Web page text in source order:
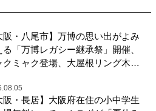
阪・八尾市】万博の思い出がよみ
る「万博レガシー継承祭」開催、
クミャク登場、大屋根リング木材
阪・長居】大阪府在住の小中学生